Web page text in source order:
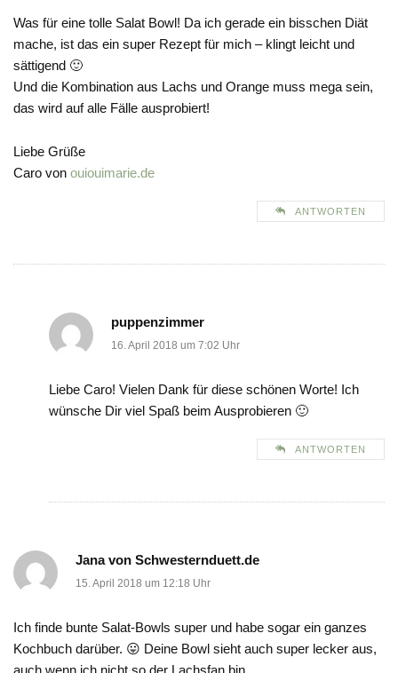
Was für eine tolle Salat Bowl! Da ich gerade ein bisschen Diät
mache, ist das ein super Rezept für mich – klingt leicht und
sättigend 🙂
Und die Kombination aus Lachs und Orange muss mega sein,
das wird auf alle Fälle ausprobiert!
Liebe Grüße
Caro von ouiouimarie.de
ANTWORTEN
puppenzimmer
16. April 2018 um 7:02 Uhr
Liebe Caro! Vielen Dank für diese schönen Worte! Ich
wünsche Dir viel Spaß beim Ausprobieren 🙂
ANTWORTEN
Jana von Schwesternduett.de
15. April 2018 um 12:18 Uhr
Ich finde bunte Salat-Bowls super und habe sogar ein ganzes
Kochbuch darüber. 😛 Deine Bowl sieht auch super lecker aus,